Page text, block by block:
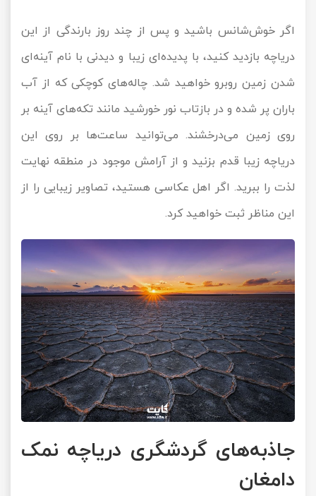
اگر خوش‌شانس باشید و پس از چند روز بارندگی از این
دریاچه بازدید کنید، با پدیده‌ای زیبا و دیدنی با نام آینه‌ای
شدن زمین روبرو خواهید شد. چاله‌های کوچکی که از آب
باران پر شده و در بازتاب نور خورشید مانند تکه‌های آینه بر
روی زمین می‌درخشند. می‌توانید ساعت‌ها بر روی این
دریاچه زیبا قدم بزنید و از آرامش موجود در منطقه نهایت
لذت را ببرید. اگر اهل عکاسی هستید، تصاویر زیبایی را از
این مناظر ثبت خواهید کرد.
جاذبه‌های گردشگری دریاچه نمک
دامغان